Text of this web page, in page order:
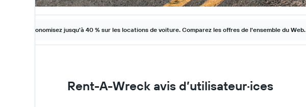
Économisez jusqu'à 40 % sur les locations de voiture. Comparez les offres de l'ensemble du Web.
Rent-A-Wreck avis d’utilisateur·ices